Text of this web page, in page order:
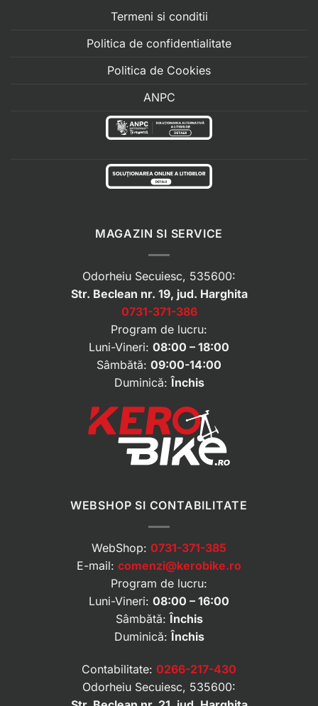
Termeni si conditii
Politica de confidentialitate
Politica de Cookies
ANPC
MAGAZIN SI SERVICE
Odorheiu Secuiesc, 535600:
Str. Beclean nr. 19, jud. Harghita
0731-371-386
Program de lucru:
Luni-Vineri: 08:00 – 18:00
Sâmbătă: 09:00-14:00
Duminică:Închis
WEBSHOP SI CONTABILITATE
WebShop: 0731-371-385
E-mail: comenzi@kerobike.ro
Program de lucru:
Luni-Vineri: 08:00 – 16:00
Sâmbătă: Închis
Duminică: Închis
Contabilitate: 0266-217-430
Odorheiu Secuiesc, 535600: